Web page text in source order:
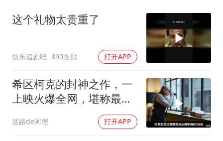
商场现钱学森巨幅海报 负责人回应
“不怕六爷挂得多 就怕六爷挂一颗”
全民健身事业高质量发展
乐享全民健身 共筑健康中国
这个礼物太贵重了
快乐追剧吧 890跟贴 打开APP
希区柯克的封神之作，一
上映火爆全网，堪称最烧
迷路de阿狸 打开APP